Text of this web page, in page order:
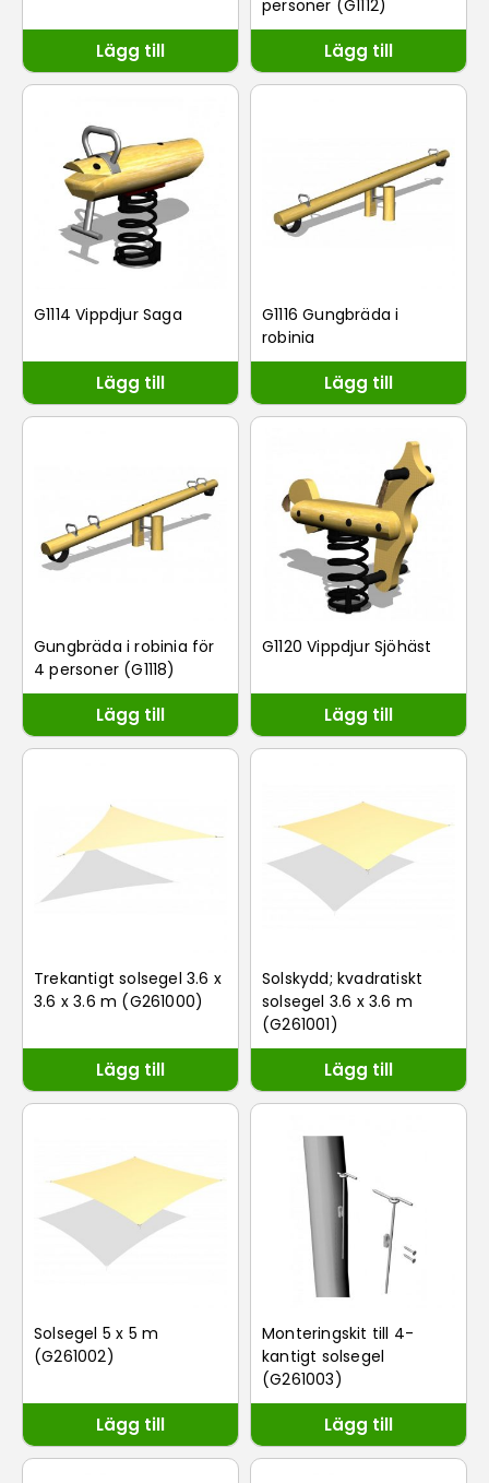
Lägg till
personer (G1112)
Lägg till
G1114 Vippdjur Saga
Lägg till
G1116 Gungbräda i
robinia
Lägg till
Gungbräda i robinia för
4 personer (G1118)
Lägg till
G1120 Vippdjur Sjöhäst
Lägg till
Trekantigt solsegel 3.6 x
3.6 x 3.6 m (G261000)
Lägg till
Solskydd; kvadratiskt
solsegel 3.6 x 3.6 m
(G261001)
Lägg till
Solsegel 5 x 5 m
(G261002)
Lägg till
Monteringskit till 4-
kantigt solsegel
(G261003)
Lägg till